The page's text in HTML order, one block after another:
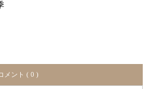
メント ( 0 )